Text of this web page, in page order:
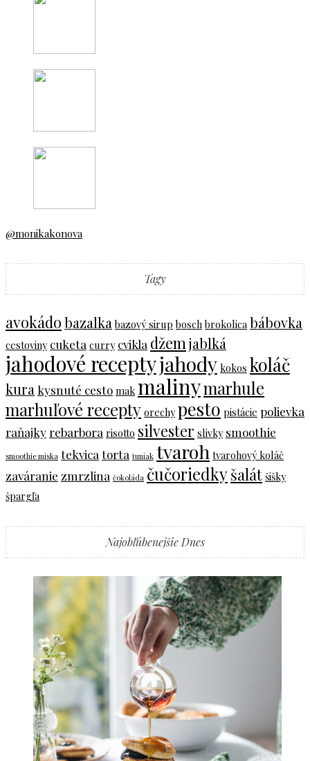
@monikakonova
Tagy
avokádobazalka bazový sirup bosch brokolica bábovka
cestoviny cuketa curry cvikla džem jablká
jahodové receptyjahody kokos koláč
kura kysnuté cesto mak malinymarhule
marhuľové recepty orechy pesto pistácie polievka
raňajkyrebarbora risotto silvester slivky smoothie
smoothie miska tekvica torta tuniak tvaroh tvarohový koláč
zaváranie zmrzlina čokoláda čučoriedkyšalát šišky
špargľa
Najobľúbenejšie Dnes